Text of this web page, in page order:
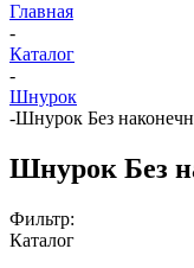
Главная
-
Каталог
-
Шнурок
-Шнурок Без
Шнурок Без
Фильтр:
Каталог